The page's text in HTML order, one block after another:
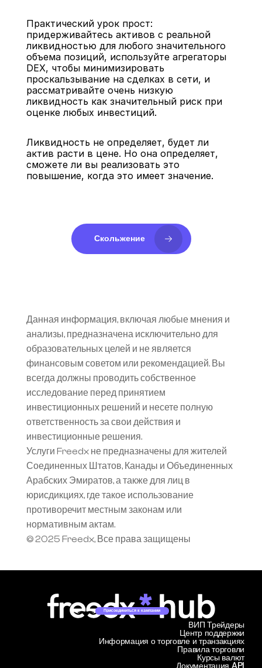
Практический урок прост:
придерживайтесь активов с реальной
ликвидностью для любого значительного
объема позиций, используйте агрегаторы
DEX, чтобы минимизировать
проскальзывание на сделках в сети, и
рассматривайте очень низкую
ликвидность как значительный риск при
оценке любых инвестиций.
Ликвидность не определяет, будет ли
актив расти в цене. Но она определяет,
сможете ли вы реализовать это
повышение, когда это имеет значение.
Скольжение
Данная информация, включая любые мнения и
анализы, предназначена исключительно для
образовательных целей и не является
финансовым советом или рекомендацией. Вы
всегда должны проводить собственное
исследование перед принятием
инвестиционных решений и несете полную
ответственность за свои действия и
инвестиционные решения.
Услуги Freedx не предназначены для жителей
Соединенных Штатов, Канады и Объединенных
Арабских Эмиратов, а также для лиц в
юрисдикциях, где такое использование
противоречит местным законам или
нормативным актам.
© 2025 Freedx, Все права защищены
Присоединиться к кампании
Центр поддержки
Информация о торговле и транзакциях
ВИП Трейдеры
Правила торговли
Курсы валют
Документация API